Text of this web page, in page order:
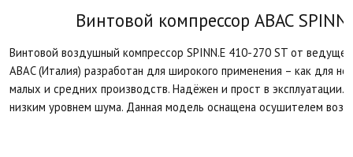
Винтовой компрессор ABAC
Винтовой воздушный компрессор SPINN.E 410-270 ST от
ABAC (Италия) разработан для широкого применения – как для
малых и средних производств. Надёжен и прост в эксплуатации.
низким уровнем шума. Данная модель оснащена осушителем